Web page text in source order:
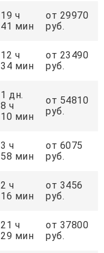
19 ч
41 мин
от 29970
руб.
12 ч
34 мин
от 23490
руб.
1 дн.
8 ч
10 мин
от 54810
руб.
3 ч
58 мин
от 6075
руб.
2 ч
16 мин
от 3456
руб.
21 ч
29 мин
от 37800
руб.